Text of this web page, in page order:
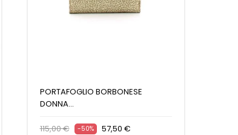
PORTAFOGLIO BORBONESE
DONNA...
115,00 € -50% 57,50 €